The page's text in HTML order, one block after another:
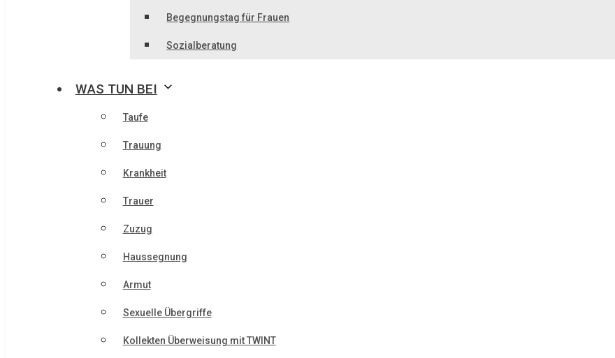
Begegnungstag für Frauen
Sozialberatung
WAS TUN BEI
Taufe
Trauung
Krankheit
Trauer
Zuzug
Haussegnung
Armut
Sexuelle Übergriffe
Kollekten Überweisung mit TWINT